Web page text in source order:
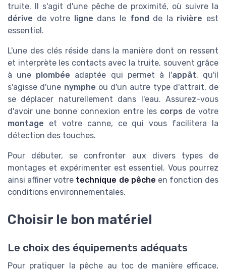
truite. Il s'agit d'une pêche de proximité, où suivre la
dérive de votre ligne dans le fond de la rivière est
essentiel.
L'une des clés réside dans la manière dont on ressent
et interprète les contacts avec la truite, souvent grâce
à une plombée adaptée qui permet à l'appât, qu'il
s'agisse d'une nymphe ou d'un autre type d'attrait, de
se déplacer naturellement dans l'eau. Assurez-vous
d'avoir une bonne connexion entre les corps de votre
montage et votre canne, ce qui vous facilitera la
détection des touches.
Pour débuter, se confronter aux divers types de
montages et expérimenter est essentiel. Vous pourrez
ainsi affiner votre technique de pêche en fonction des
conditions environnementales.
Choisir le bon matériel
Le choix des équipements adéquats
Pour pratiquer la pêche au toc de manière efficace,